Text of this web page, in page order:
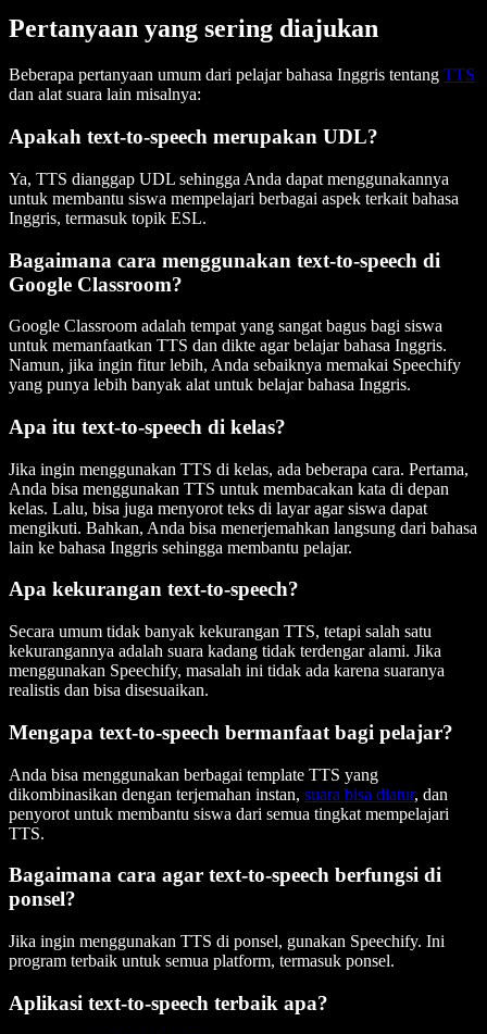
Pertanyaan yang sering diajukan
Beberapa pertanyaan umum dari pelajar bahasa Inggris tentang TTS
dan alat suara lain misalnya:
Apakah text-to-speech merupakan UDL?
Ya, TTS dianggap UDL sehingga Anda dapat menggunakannya
untuk membantu siswa mempelajari berbagai aspek terkait bahasa
Inggris, termasuk topik ESL.
Bagaimana cara menggunakan text-to-speech di
Google Classroom?
Google Classroom adalah tempat yang sangat bagus bagi siswa
untuk memanfaatkan TTS dan dikte agar belajar bahasa Inggris.
Namun, jika ingin fitur lebih, Anda sebaiknya memakai Speechify
yang punya lebih banyak alat untuk belajar bahasa Inggris.
Apa itu text-to-speech di kelas?
Jika ingin menggunakan TTS di kelas, ada beberapa cara. Pertama,
Anda bisa menggunakan TTS untuk membacakan kata di depan
kelas. Lalu, bisa juga menyorot teks di layar agar siswa dapat
mengikuti. Bahkan, Anda bisa menerjemahkan langsung dari bahasa
lain ke bahasa Inggris sehingga membantu pelajar.
Apa kekurangan text-to-speech?
Secara umum tidak banyak kekurangan TTS, tetapi salah satu
kekurangannya adalah suara kadang tidak terdengar alami. Jika
menggunakan Speechify, masalah ini tidak ada karena suaranya
realistis dan bisa disesuaikan.
Mengapa text-to-speech bermanfaat bagi pelajar?
Anda bisa menggunakan berbagai template TTS yang
dikombinasikan dengan terjemahan instan, suara bisa diatur, dan
penyorot untuk membantu siswa dari semua tingkat mempelajari
TTS.
Bagaimana cara agar text-to-speech berfungsi di
ponsel?
Jika ingin menggunakan TTS di ponsel, gunakan Speechify. Ini
program terbaik untuk semua platform, termasuk ponsel.
Aplikasi text-to-speech terbaik apa?